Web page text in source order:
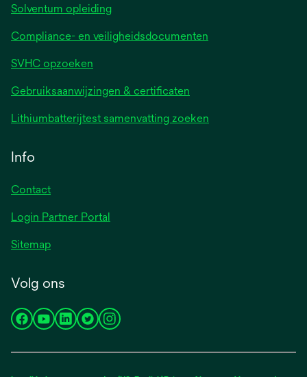
Solventum opleiding
Compliance- en veiligheidsdocumenten
SVHC opzoeken
Gebruiksaanwijzingen & certificaten
Lithiumbatterijtest samenvatting zoeken
Info
Contact
Login Partner Portal
Sitemap
Volg ons
opensopensopensopensopens